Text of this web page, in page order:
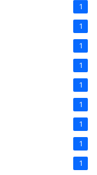
1
1
1
1
1
1
1
1
1